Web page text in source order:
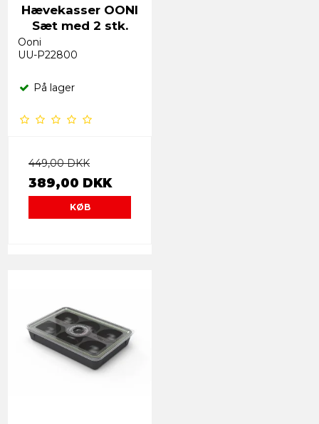
Hævekasser OONI
Sæt med 2 stk.
Ooni
UU-P22800
På lager
449,00 DKK
389,00 DKK
KØB